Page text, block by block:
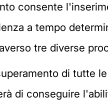
consente
a tempo
tre diverse
di tutte
di conseguire